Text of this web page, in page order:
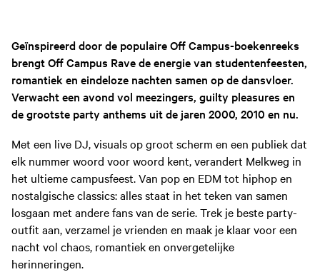
Geïnspireerd door de populaire Off Campus-boekenreeks
brengt Off Campus Rave de energie van studentenfeesten,
romantiek en eindeloze nachten samen op de dansvloer.
Verwacht een avond vol meezingers, guilty pleasures en
de grootste party anthems uit de jaren 2000, 2010 en nu.
Met een live DJ, visuals op groot scherm en een publiek dat
elk nummer woord voor woord kent, verandert Melkweg in
het ultieme campusfeest. Van pop en EDM tot hiphop en
nostalgische classics: alles staat in het teken van samen
losgaan met andere fans van de serie. Trek je beste party-
outfit aan, verzamel je vrienden en maak je klaar voor een
nacht vol chaos, romantiek en onvergetelijke
herinneringen.